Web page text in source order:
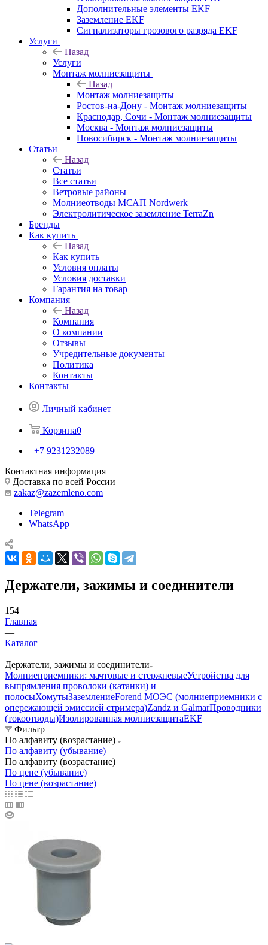
Дополнительные элементы EKF
Заземление EKF
Сигнализаторы грозового разряда EKF
Услуги
Назад
Услуги
Монтаж молниезащиты
Назад
Монтаж молниезащиты
Ростов-на-Дону - Монтаж молниезащиты
Краснодар, Сочи - Монтаж молниезащиты
Москва - Монтаж молниезащиты
Новосибирск - Монтаж молниезащиты
Статьи
Назад
Статьи
Все статьи
Ветровые районы
Молниеотводы МСАП Nordwerk
Электролитическое заземление TerraZn
Бренды
Как купить
Назад
Как купить
Условия оплаты
Условия доставки
Гарантия на товар
Компания
Назад
Компания
О компании
Отзывы
Учредительные документы
Политика
Контакты
Контакты
Личный кабинет
Корзина0
+7 9231232089
Контактная информация
Доставка по всей России
zakaz@zazemleno.com
Telegram
WhatsApp
Держатели, зажимы и соединители
154
Главная
—
Каталог
—
Держатели, зажимы и соединители
Молниеприемники: мачтовые и стержневыеУстройства для
выпрямления проволоки (катанки) и
полосыХомутыЗаземлениеForend МОЭС (молниеприемники с
опережающей эмиссией стримера)Zandz и GalmarПроводники
(токоотводы)Изолированная молниезащитаEKF
Фильтр
По алфавиту (возрастание)
По алфавиту (убывание)
По алфавиту (возрастание)
По цене (убывание)
По цене (возрастание)